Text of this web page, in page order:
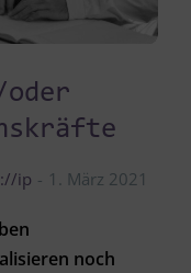
oder
ip 1. März 2021
noch